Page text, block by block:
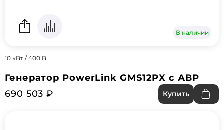
В наличии
10 кВт / 400 В
Генератор PowerLink GMS12PX с АВР
690 503 ₽
Купить